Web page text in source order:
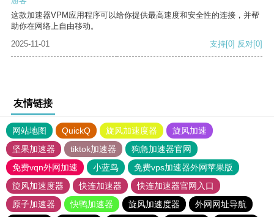
这款加速器VPM应用程序可以给你提供最高速度和安全性的连接，并帮
助你在网络上自由移动。
2025-11-01
支持[0] 反对[0]
友情链接
网站地图 QuickQ 旋风加速度器
旋风加速
坚果加速器
tiktok加速器
狗急加速器官网
免费vqn外网加速
小蓝鸟
免费vps加速器外网苹果版
旋风加速度器
快连加速器
快连加速器官网入口
原子加速器
快鸭加速器 旋风加速度器
外网网址导航